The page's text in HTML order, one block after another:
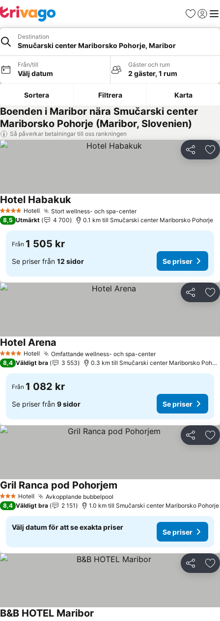
Favoriter
Logga
Destination
Smučarski center Mariborsko Pohorje, Maribor
Från/till
Välj datum
Gäster och rum
2 gäster, 1 rum
Sortera Filtrera Karta
Boenden i Maribor nära Smučarski center
Mariborsko Pohorje (Maribor, Slovenien)
Så påverkar betalningar till oss rankningen
Dela
4 StjärnorHotell Stort wellness- och spa-centerSe priser
Hotel HabakukSe priser
8,5 Utmärkt 4 700 0.1 km till Smučarski center Mariborsko Pohorje
Från 1 505 kr
Se priser från 12 sidor Se priser
Dela
4 StjärnorHotell Omfattande wellness- och spa-centerSe priser
Hotel Arena
8,4 Väldigt bra 3 553 0.3 km till Smučarski center Mariborsko
Från 1 082 kr
Se priser från 9 sidor Se priser
Dela
3 StjärnorHotell Avkopplande bubbelpool
Gril Ranca pod Pohorjem
8,4 Väldigt bra 2 151 1.0 km till Smučarski center Mariborsko Pohorje
Välj datum för att se exakta priser
Se priser
Dela
B&B HOTEL Maribor